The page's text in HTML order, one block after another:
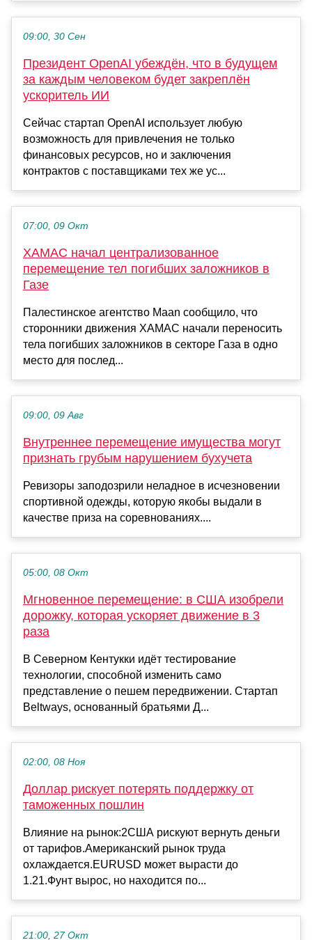
09:00, 30 Сен
Президент OpenAI убеждён, что в будущем
за каждым человеком будет закреплён
ускоритель ИИ
Сейчас стартап OpenAI использует любую
возможность для привлечения не только
финансовых ресурсов, но и заключения
контрактов с поставщиками тех же ус...
07:00, 09 Окт
ХАМАС начал централизованное
перемещение тел погибших заложников в
Газе
Палестинское агентство Maan сообщило, что
сторонники движения ХАМАС начали переносить
тела погибших заложников в секторе Газа в одно
место для послед...
09:00, 09 Авг
Внутреннее перемещение имущества могут
признать грубым нарушением бухучета
Ревизоры заподозрили неладное в исчезновении
спортивной одежды, которую якобы выдали в
качестве приза на соревнованиях....
05:00, 08 Окт
Мгновенное перемещение: в США изобрели
дорожку, которая ускоряет движение в 3
раза
В Северном Кентукки идёт тестирование
технологии, способной изменить само
представление о пешем передвижении. Стартап
Beltways, основанный братьями Д...
02:00, 08 Ноя
Доллар рискует потерять поддержку от
таможенных пошлин
Влияние на рынок:2США рискуют вернуть деньги
от тарифов.Американский рынок труда
охлаждается.EURUSD может вырасти до
1.21.Фунт вырос, но находится по...
21:00, 27 Окт